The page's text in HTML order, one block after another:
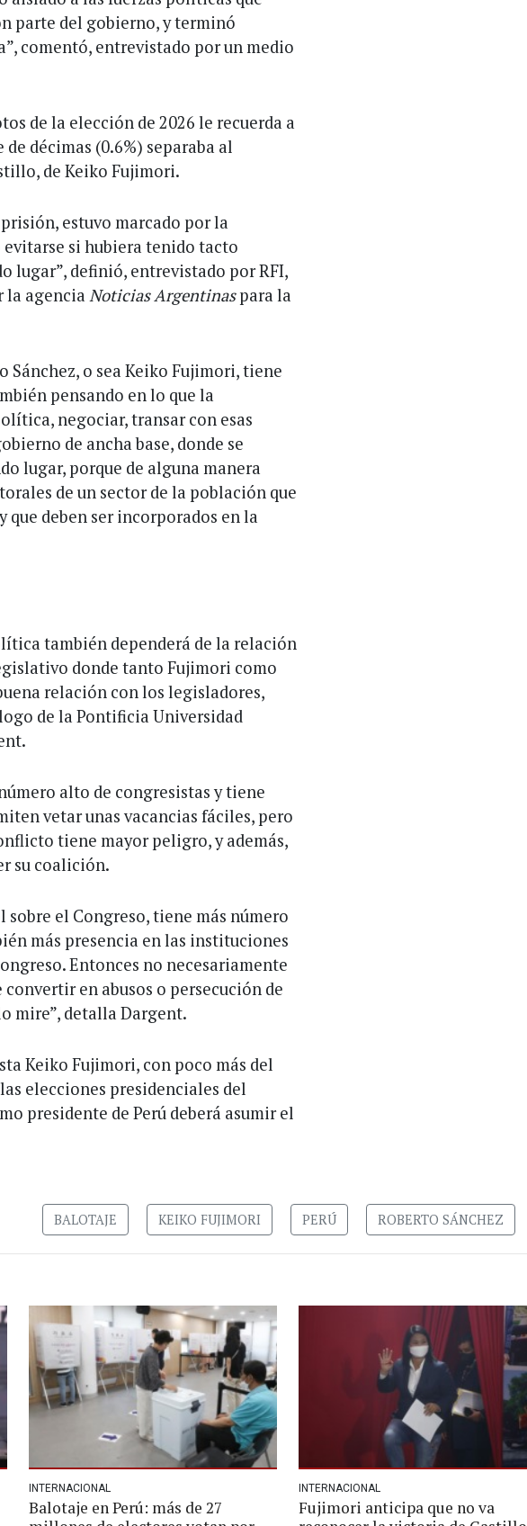
parte del gobierno, y terminó
comentó, entrevistado por un medio
de la elección de 2026 le recuerda a
décimas (0.6%) separaba al
de Keiko Fujimori.
estuvo marcado por la
si hubiera tenido tacto
lugar”, definió, entrevistado por RFI,
la agencia Noticias Argentinaspara la
Sánchez, o sea Keiko Fujimori, tiene
pensando en lo que la
negociar, transar con esas
de ancha base, donde se
lugar, porque de alguna manera
de un sector de la población que
deben ser incorporados en la
también dependerá de la relación
donde tanto Fujimori como
relación con los legisladores,
de la Pontificia Universidad
alto de congresistas y tiene
vetar unas vacancias fáciles, pero
tiene mayor peligro, y además,
su coalición.
el Congreso, tiene más número
más presencia en las instituciones
Entonces no necesariamente
convertir en abusos o persecución de
mire”, detalla Dargent.
Keiko Fujimori, con poco más del
elecciones presidenciales del
presidente de Perú deberá asumir el
BALOTAJE KEIKO FUJIMORI PERÚ ROBERTO SÁNCHEZ
INTERNACIONAL
Balotaje en Perú: más de 27
INTERNACIONAL
Fujimori anticipa que no va